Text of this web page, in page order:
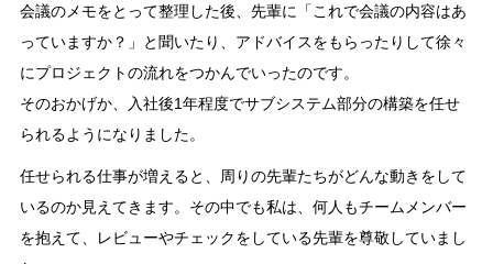
会議のメモをとって整理した後、先輩に「これで会議の内容はあ
っていますか？」と聞いたり、アドバイスをもらったりして徐々
にプロジェクトの流れをつかんでいったのです。
そのおかげか、入社後1年程度でサブシステム部分の構築を任せ
られるようになりました。
任せられる仕事が増えると、周りの先輩たちがどんな動きをして
いるのか見えてきます。その中でも私は、何人もチームメンバー
を抱えて、レビューやチェックをしている先輩を尊敬していまし